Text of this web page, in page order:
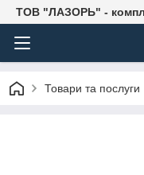
ТОВ "ЛАЗОРЬ" -
Товари та послуги